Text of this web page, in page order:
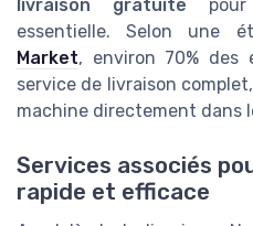
livraison gratuite pour
essentielle. Selon une
Market, environ 70% des
service de livraison
machine directement dans
Services associés
rapide et efficace